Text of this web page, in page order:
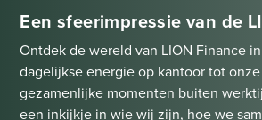
Een sfeerimpressie van de
Ontdek de wereld van LION Finance
dagelijkse energie op kantoor tot
gezamenlijke momenten buiten
een inkijkje in wie wij zijn, hoe we